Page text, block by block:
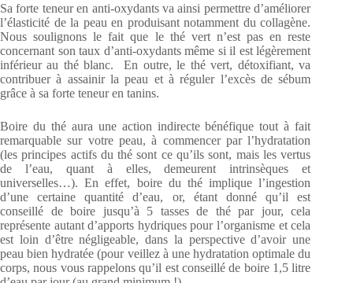
Sa forte teneur en anti-oxydants va ainsi permettre d’améliorer
l’élasticité de la peau en produisant notamment du collagène.
Nous soulignons le fait que le thé vert n’est pas en reste
concernant son taux d’anti-oxydants même si il est légèrement
inférieur au thé blanc. En outre, le thé vert, détoxifiant, va
contribuer à assainir la peau et à réguler l’excès de sébum
grâce à sa forte teneur en tanins.
Boire du thé aura une action indirecte bénéfique tout à fait
remarquable sur votre peau, à commencer par l’hydratation
(les principes actifs du thé sont ce qu’ils sont, mais les vertus
de l’eau, quant à elles, demeurent intrinsèques et
universelles…). En effet, boire du thé implique l’ingestion
d’une certaine quantité d’eau, or, étant donné qu’il est
conseillé de boire jusqu’à 5 tasses de thé par jour, cela
représente autant d’apports hydriques pour l’organisme et cela
est loin d’être négligeable, dans la perspective d’avoir une
peau bien hydratée (pour veillez à une hydratation optimale du
corps, nous vous rappelons qu’il est conseillé de boire 1,5 litre